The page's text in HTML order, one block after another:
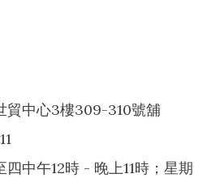
中心3樓309-310號舖
中午12時 - 晚上11時；星期